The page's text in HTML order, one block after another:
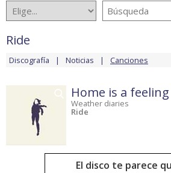
Ride
Discografía Noticias Canciones
Home is a feeling
Weather diaries
Ride
El disco te parece